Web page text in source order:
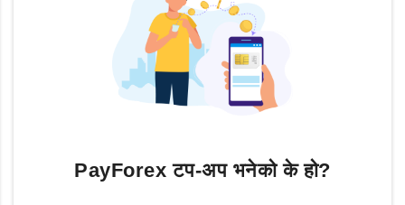
PayForex टप-अप भनेको के हो?